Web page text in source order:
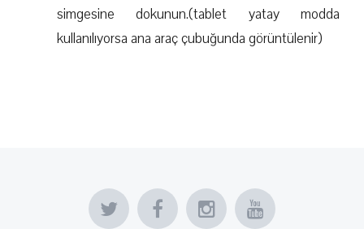
simgesine dokunun.(tablet yatay modda
kullanılıyorsa ana araç çubuğunda görüntülenir)